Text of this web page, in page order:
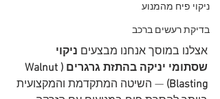
ניקוי פיח מהמנוע
בדיקת רעשים ברכב
אצלנו במוסך אנחנו מבצעים ניקוי
שסתומי יניקה בהתזת גרגרים (Walnut
Blasting) — השיטה המתקדמת והמקצועית